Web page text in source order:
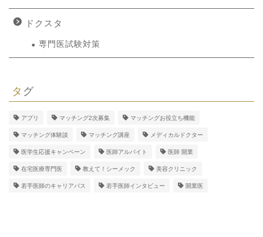
ドクスタ
専門医試験対策
タグ
アプリ マッチング2次募集 マッチングお役立ち機能
マッチング体験談 マッチング講座 メディカルドクター
医学生応援キャンペーン 医師アルバイト 医師 開業
在宅医療専門医 教えて！シーメック 美容クリニック
若手医師のキャリアパス 若手医師インタビュー 開業医